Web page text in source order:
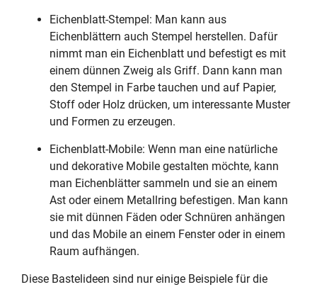
Eichenblatt-Stempel: Man kann aus
Eichenblättern auch Stempel herstellen. Dafür
nimmt man ein Eichenblatt und befestigt es mit
einem dünnen Zweig als Griff. Dann kann man
den Stempel in Farbe tauchen und auf Papier,
Stoff oder Holz drücken, um interessante Muster
und Formen zu erzeugen.
Eichenblatt-Mobile: Wenn man eine natürliche
und dekorative Mobile gestalten möchte, kann
man Eichenblätter sammeln und sie an einem
Ast oder einem Metallring befestigen. Man kann
sie mit dünnen Fäden oder Schnüren anhängen
und das Mobile an einem Fenster oder in einem
Raum aufhängen.
Diese Bastelideen sind nur einige Beispiele für die